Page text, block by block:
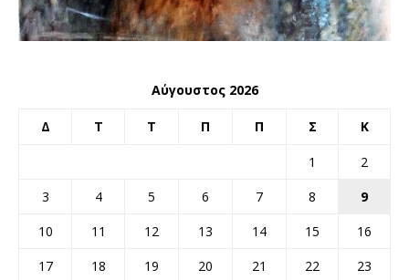
Αύγουστος 2026
Δ Τ Τ Π Π Σ Κ
1
2
3
4 5 6 7 8
9
10
11 12 13 14 15
16
17
18 19 20 21 22
23